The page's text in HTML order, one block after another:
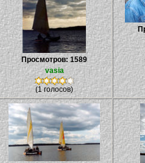
Просмотров: 1589
vasia
(1 голосов)